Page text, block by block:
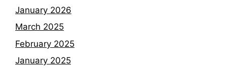
January 2026
March 2025
February 2025
January 2025